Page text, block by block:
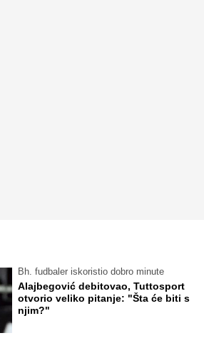
Bh. fudbaler iskoristio dobro minute
Alajbegović debitovao, Tuttosport
otvorio veliko pitanje: "Šta će biti s
njim?"